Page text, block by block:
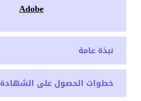
Adobe
نبذة عامة
خطوات الحصول على الشهادة